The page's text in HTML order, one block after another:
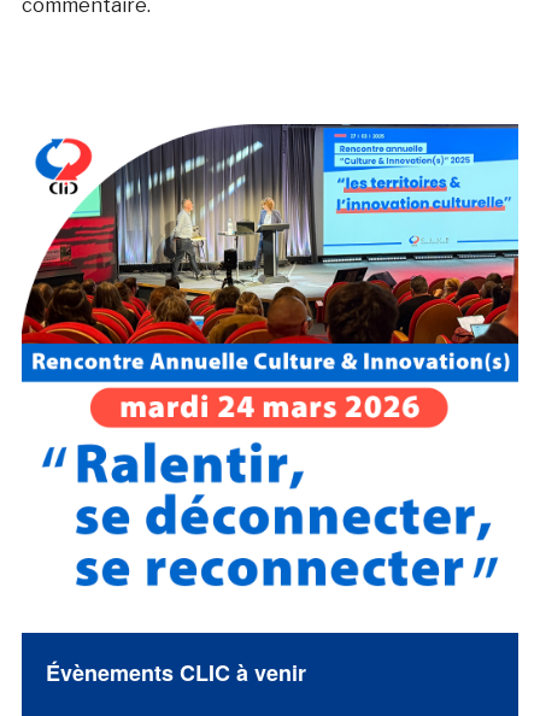
commentaire.
Évènements CLIC à venir